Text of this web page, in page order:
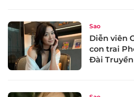
Sao
Diễn viên
con trai
Đài